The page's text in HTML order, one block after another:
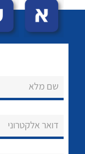
שם מלא
דואר אלקטרוני